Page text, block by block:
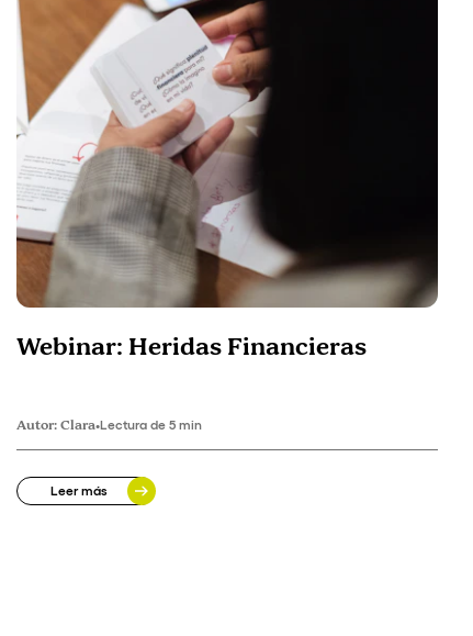
Webinar: Heridas Financieras
Autor:Clara•Lectura de 5 min
Leer más